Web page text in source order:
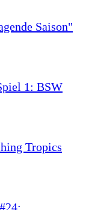
Saison"
1: BSW
Tropics